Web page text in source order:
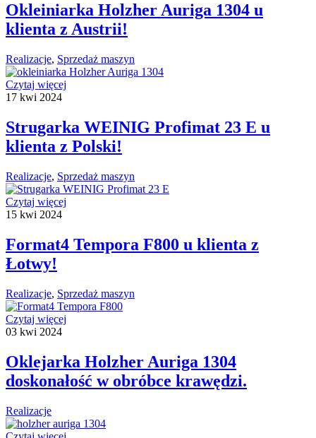
Okleiniarka Holzher Auriga 1304 u
klienta z Austrii!
Realizacje, Sprzedaż maszyn
Czytaj więcej
17 kwi 2024
Strugarka WEINIG Profimat 23 E u
klienta z Polski!
Realizacje, Sprzedaż maszyn
Czytaj więcej
15 kwi 2024
Format4 Tempora F800 u klienta z
Łotwy!
Realizacje, Sprzedaż maszyn
Czytaj więcej
03 kwi 2024
Oklejarka Holzher Auriga 1304
doskonałość w obróbce krawędzi.
Realizacje